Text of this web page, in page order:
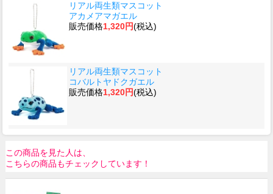
リアル両生類マスコット
アカメアマガエル
販売価格1,320円(税込)
リアル両生類マスコット
コバルトヤドクガエル
販売価格1,320円(税込)
この商品を見た人は、
こちらの商品もチェックしています！